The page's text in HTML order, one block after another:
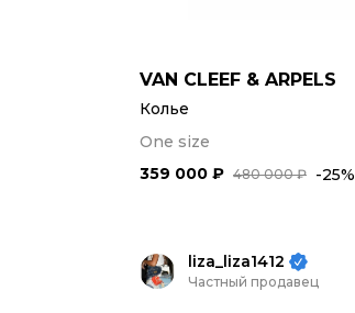
VAN CLEEF & ARPELS
Колье
One size
480 000 ₽
359 000 ₽ -25%
liza_liza1412
Частный продавец